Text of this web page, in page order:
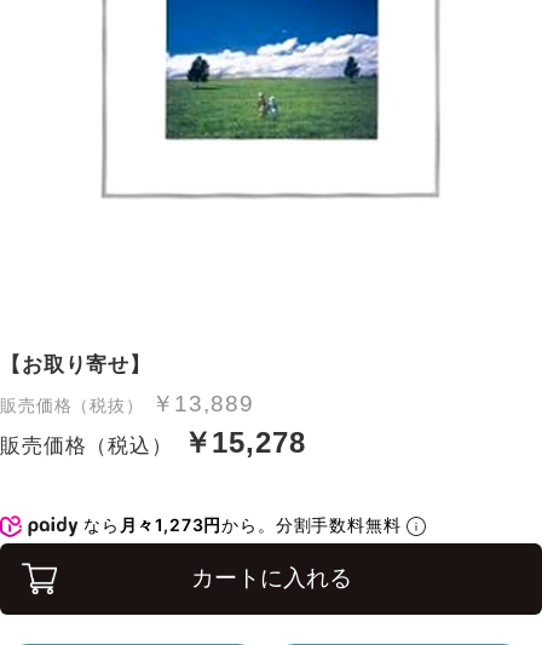
【お取り寄せ】
販売価格（税抜） ￥13,889
販売価格（税込） ￥15,278
なら 月々1,273円から。分割手数料無料
カートに入れる